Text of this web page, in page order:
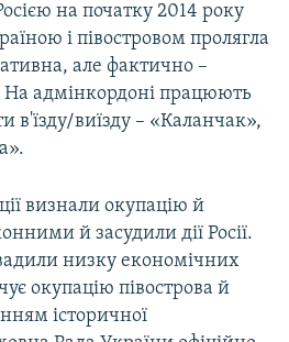
на початку 2014 року
і півостровом пролягла
але фактично –
адмінкордоні працюють
в'їзду/виїзду – «Каланчак»,
визнали окупацію й
й засудили дії Росії.
низку економічних
окупацію півострова й
історичної